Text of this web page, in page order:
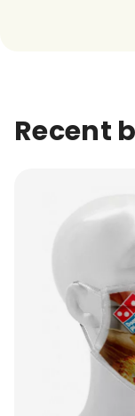
Recent